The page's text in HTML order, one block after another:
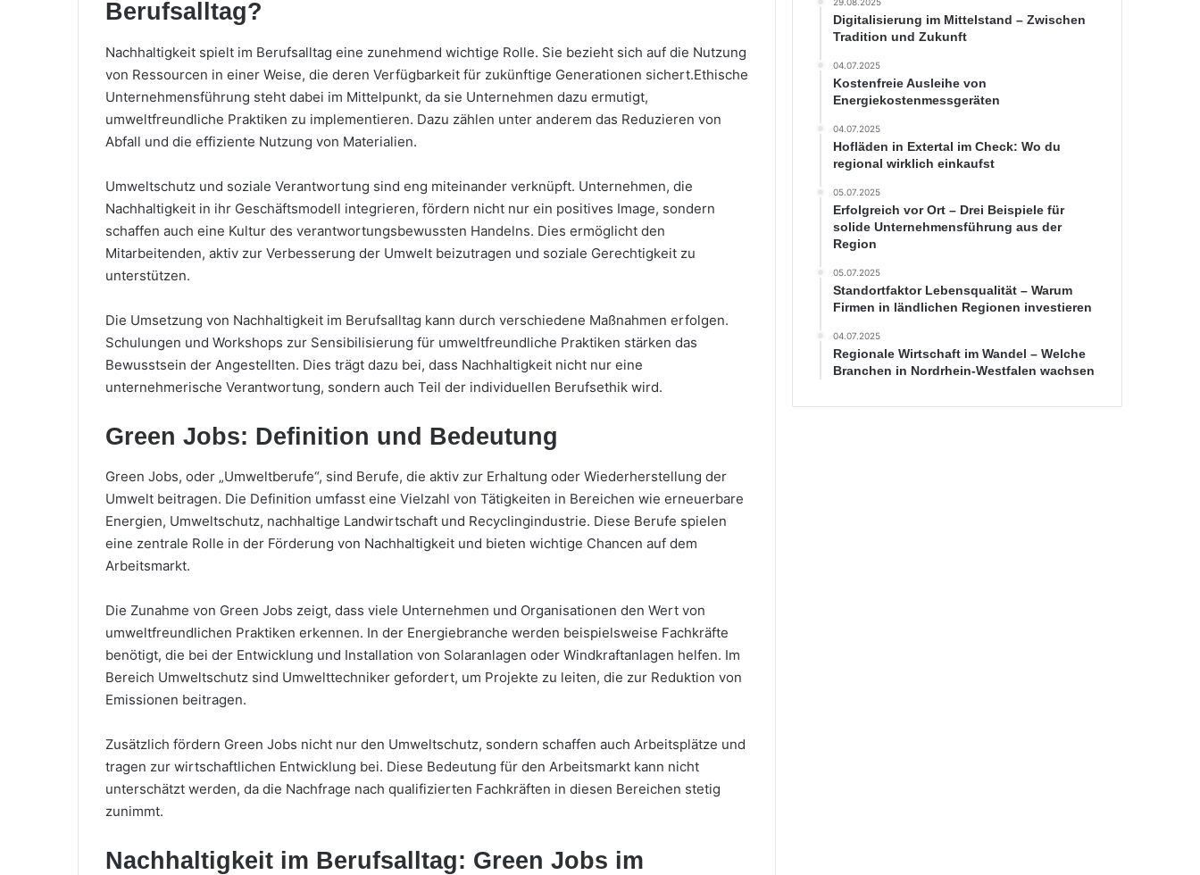
Berufsalltag?
Nachhaltigkeit spielt im Berufsalltag eine zunehmend wichtige Rolle. Sie bezieht sich auf die Nutzung
von Ressourcen in einer Weise, die deren Verfügbarkeit für zukünftige Generationen sichert.Ethische
Unternehmensführung steht dabei im Mittelpunkt, da sie Unternehmen dazu ermutigt,
umweltfreundliche Praktiken zu implementieren. Dazu zählen unter anderem das Reduzieren von
Abfall und die effiziente Nutzung von Materialien.
Umweltschutz und soziale Verantwortung sind eng miteinander verknüpft. Unternehmen, die
Nachhaltigkeit in ihr Geschäftsmodell integrieren, fördern nicht nur ein positives Image, sondern
schaffen auch eine Kultur des verantwortungsbewussten Handelns. Dies ermöglicht den
Mitarbeitenden, aktiv zur Verbesserung der Umwelt beizutragen und soziale Gerechtigkeit zu
unterstützen.
Die Umsetzung von Nachhaltigkeit im Berufsalltag kann durch verschiedene Maßnahmen erfolgen.
Schulungen und Workshops zur Sensibilisierung für umweltfreundliche Praktiken stärken das
Bewusstsein der Angestellten. Dies trägt dazu bei, dass Nachhaltigkeit nicht nur eine
unternehmerische Verantwortung, sondern auch Teil der individuellen Berufsethik wird.
Green Jobs: Definition und Bedeutung
Green Jobs, oder „Umweltberufe“, sind Berufe, die aktiv zur Erhaltung oder Wiederherstellung der
Umwelt beitragen. Die Definition umfasst eine Vielzahl von Tätigkeiten in Bereichen wie erneuerbare
Energien, Umweltschutz, nachhaltige Landwirtschaft und Recyclingindustrie. Diese Berufe spielen
eine zentrale Rolle in der Förderung von Nachhaltigkeit und bieten wichtige Chancen auf dem
Arbeitsmarkt.
Die Zunahme von Green Jobs zeigt, dass viele Unternehmen und Organisationen den Wert von
umweltfreundlichen Praktiken erkennen. In der Energiebranche werden beispielsweise Fachkräfte
benötigt, die bei der Entwicklung und Installation von Solaranlagen oder Windkraftanlagen helfen. Im
Bereich Umweltschutz sind Umwelttechniker gefordert, um Projekte zu leiten, die zur Reduktion von
Emissionen beitragen.
Zusätzlich fördern Green Jobs nicht nur den Umweltschutz, sondern schaffen auch Arbeitsplätze und
tragen zur wirtschaftlichen Entwicklung bei. Diese Bedeutung für den Arbeitsmarkt kann nicht
unterschätzt werden, da die Nachfrage nach qualifizierten Fachkräften in diesen Bereichen stetig
zunimmt.
Nachhaltigkeit im Berufsalltag: Green Jobs im
Digitalisierung im Mittelstand – Zwischen
Tradition und Zukunft
04.07.2025
Kostenfreie Ausleihe von
Energiekostenmessgeräten
04.07.2025
Hofläden in Extertal im Check: Wo du
regional wirklich einkaufst
05.07.2025
Erfolgreich vor Ort – Drei Beispiele für
solide Unternehmensführung aus der
Region
05.07.2025
Standortfaktor Lebensqualität – Warum
Firmen in ländlichen Regionen investieren
04.07.2025
Regionale Wirtschaft im Wandel – Welche
Branchen in Nordrhein-Westfalen wachsen